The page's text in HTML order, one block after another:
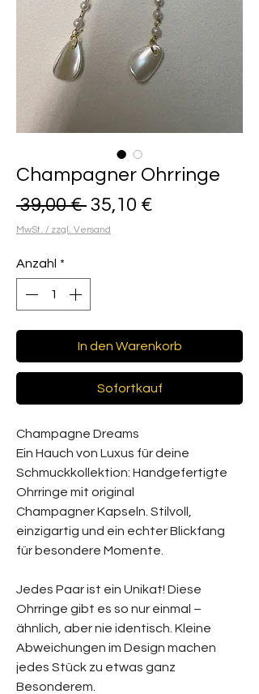
Champagner Ohrringe
39,00 € Standardpreis
35,10 €
MwSt. / zzgl. Versand
Anzahl *
In den Warenkorb
Sofortkauf
Champagne Dreams
Ein Hauch von Luxus für deine
Schmuckkollektion: Handgefertigte
Ohrringe mit original
Champagner Kapseln. Stilvoll,
einzigartig und ein echter Blickfang
für besondere Momente.
Jedes Paar ist ein Unikat! Diese
Ohrringe gibt es so nur einmal –
ähnlich, aber nie identisch. Kleine
Abweichungen im Design machen
jedes Stück zu etwas ganz
Besonderem.